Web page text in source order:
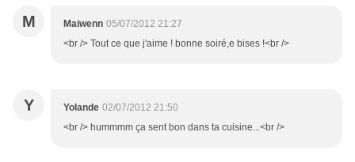
M Maiwenn 05/07/2012 21:27
<br /> Tout ce que j'aime ! bonne soiré,e bises !<br />
Y Yolande 02/07/2012 21:50
<br /> hummmm ça sent bon dans ta cuisine...<br />